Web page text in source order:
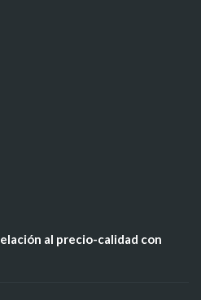
al precio-calidad con